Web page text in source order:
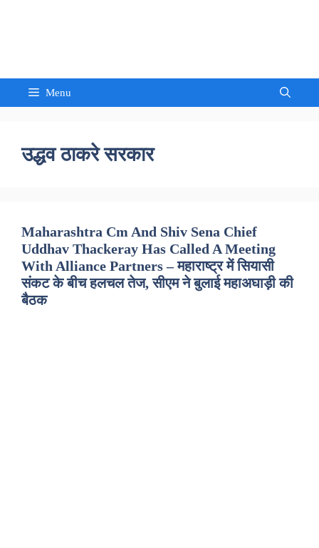
Menu
उद्धव ठाकरे सरकार
Maharashtra Cm And Shiv Sena Chief
Uddhav Thackeray Has Called A Meeting
With Alliance Partners – महाराष्ट्र में सियासी
संकट के बीच हलचल तेज, सीएम ने बुलाई महाअघाड़ी की
बैठक